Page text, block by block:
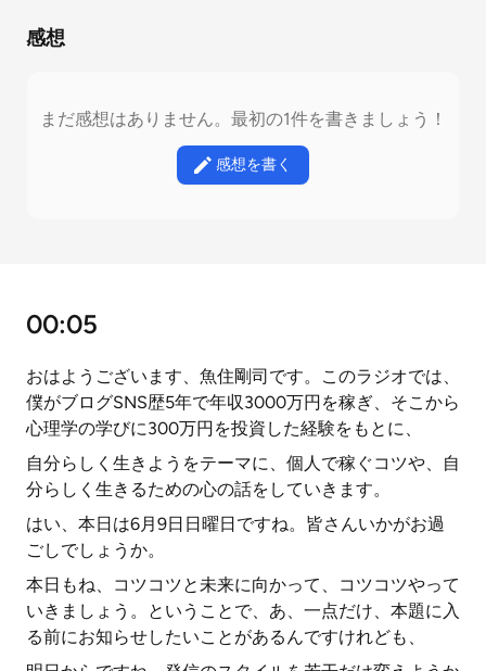
感想
まだ感想はありません。最初の1件を書きましょう！
感想を書く
00:05
おはようございます、魚住剛司です。このラジオでは、
僕がブログSNS歴5年で年収3000万円を稼ぎ、そこから
心理学の学びに300万円を投資した経験をもとに、
自分らしく生きようをテーマに、個人で稼ぐコツや、自
分らしく生きるための心の話をしていきます。
はい、本日は6月9日日曜日ですね。皆さんいかがお過
ごしでしょうか。
本日もね、コツコツと未来に向かって、コツコツやって
いきましょう。ということで、あ、一点だけ、本題に入
る前にお知らせしたいことがあるんですけれども、